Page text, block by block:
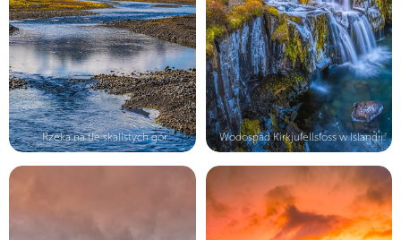
Rzeka na tle skalistych gór Wodospad Kirkjufellsfoss w Islandii